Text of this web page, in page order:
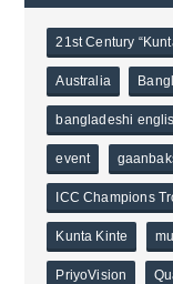
21st Century
Australia
bangladeshi
event
ICC Champions
Kunta Kinte
PriyoVision